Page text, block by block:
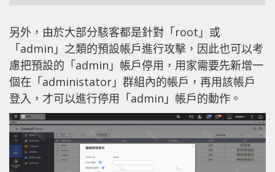
另外，由於大部分駭客都是針對「root」或
「admin」之類的預設帳戶進行攻擊，因此也可以考
慮把預設的「admin」帳戶停用，用家需要先新增一
個在「administator」群組內的帳戶，再用該帳戶
登入，才可以進行停用「admin」帳戶的動作。